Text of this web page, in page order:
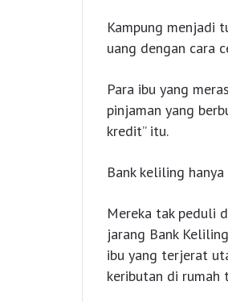
Kampung menjadi
uang dengan cara
Para ibu yang
pinjaman yang
kredit” itu.
Bank keliling
Mereka tak peduli
jarang Bank
ibu yang terjerat
keributan di rumah